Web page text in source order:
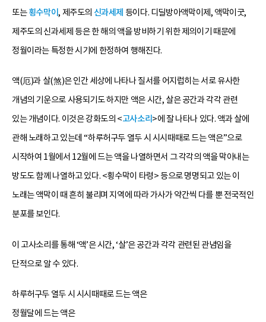
또는횡수막이, 제주도의 신과세제 등이다. 디딜방아액막이제, 액막이굿,
제주도의 신과세제 등은 한 해의 액을 방비하기 위한 제의이기 때문에
정월이라는 특정한 시기에 한정하여 행해진다.
액(厄)과 살(煞)은 인간 세상에 나타나 질서를 어지럽히는 서로 유사한
개념의 기운으로 사용되기도 하지만 액은 시간, 살은 공간과 각각 관련
있는 개념이다. 이것은 강화도의 <고사소리 >에 잘 나타나 있다. 액과 살에
관해 노래하고 있는데 “하루허구두 열두 시 시시때때로 드는 액은”으로
시작하여 1월에서 12월에 드는 액을 나열하면서 그 각각의 액을 막아내는
방도도 함께 나열하고 있다. <횡수막이 타령> 등으로 명명되고 있는 이
노래는 액막이 때 흔히 불리며 지역에 따라 가사가 약간씩 다를 뿐 전국적인
분포를 보인다.
이 고사소리를 통해 ‘액’은 시간, ‘살’은 공간과 각각 관련된 관념임을
단적으로 알 수 있다.
하루허구두 열두 시 시시때때로 드는 액은
정월달에 드는 액은